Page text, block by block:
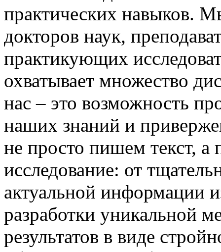
практических навыков.
докторов наук,
практикующих
охватывает множество
нас – это возможность
наших знаний и
не просто пишем текст, а
исследование: от
актуальной информации
разработки уникальной
результатов в виде